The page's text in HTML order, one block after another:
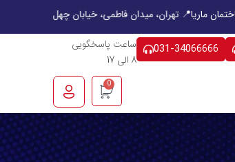
📍 تهران، میدان فاطمی،راه ملک، ساختمان ماریا
031-34066666
ساعت پاسخگویی
8 الی 17
0